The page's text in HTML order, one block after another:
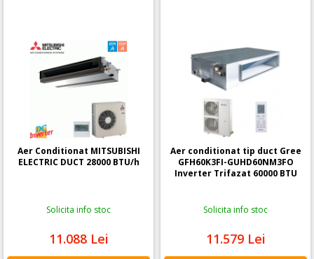
Aer Conditionat MITSUBISHI
ELECTRIC DUCT 28000 BTU/h
Solicita info stoc
11.088 Lei
Aer conditionat tip duct Gree
GFH60K3FI-GUHD60NM3FO
Inverter Trifazat 60000 BTU
Solicita info stoc
11.579 Lei